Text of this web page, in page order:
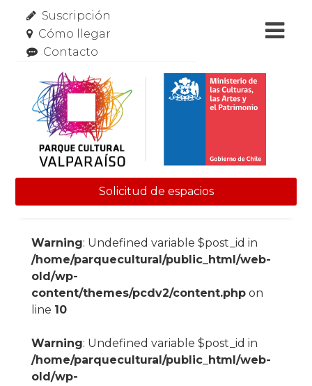
Suscripción
Cómo llegar
Contacto
Solicitud de espacios
Warning: Undefined variable $post_id in
/home/parquecultural/public_html/web-
old/wp-
content/themes/pcdv2/content.phpon
line 10
Warning: Undefined variable $post_id in
/home/parquecultural/public_html/web-
old/wp-